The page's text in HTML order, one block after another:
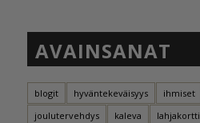
AVAINSANAT
blogit hyväntekeväisyys ihmiset
joulutervehdys
kaleva lahjakortti